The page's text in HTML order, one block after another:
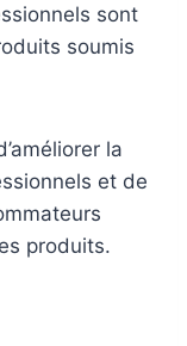
sont
soumis
la
et de
produits.